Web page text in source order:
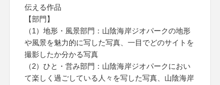
伝える作品
【部門】
（1）地形・風景部門：山陰海岸ジオパークの地形
や風景を魅力的に写した写真、一目でどのサイトを
撮影したか分かる写真
（2）ひと・営み部門：山陰海岸ジオパークにおい
て楽しく過ごしている人々を写した写真、山陰海岸